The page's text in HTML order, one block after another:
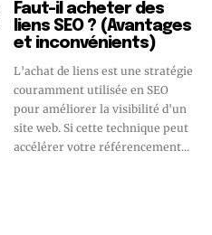
Faut-il acheter des
liens SEO ? (Avantages
et inconvénients)
L'achat de liens est une stratégie
couramment utilisée en SEO
pour améliorer la visibilité d'un
site web. Si cette technique peut
accélérer votre référencement...